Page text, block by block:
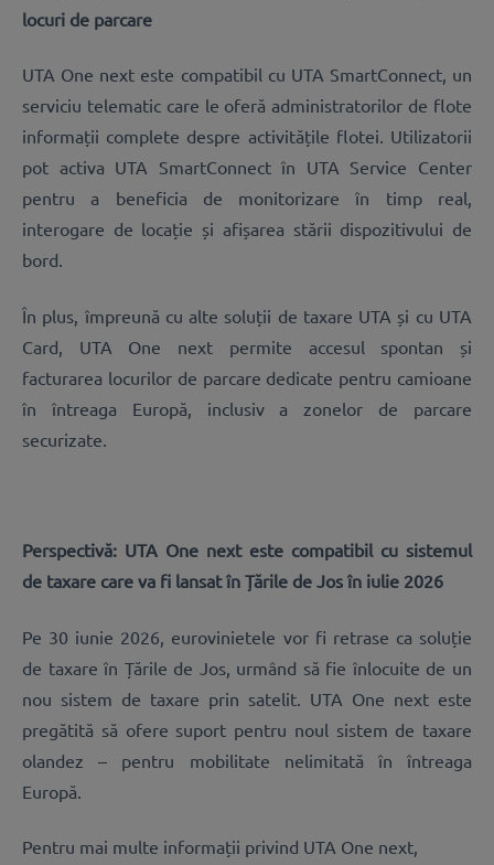
locuri de parcare
UTA One next este compatibil cu UTA SmartConnect, un
serviciu telematic care le oferă administratorilor de flote
informații complete despre activitățile flotei. Utilizatorii
pot activa UTA SmartConnect în UTA Service Center
pentru a beneficia de monitorizare în timp real,
interogare de locație și afișarea stării dispozitivului de
bord.
În plus, împreună cu alte soluții de taxare UTA și cu UTA
Card, UTA One next permite accesul spontan și
facturarea locurilor de parcare dedicate pentru camioane
în întreaga Europă, inclusiv a zonelor de parcare
securizate.
Perspectivă: UTA One next este compatibil cu sistemul
de taxare care va fi lansat în Țările de Jos în iulie 2026
Pe 30 iunie 2026, eurovinietele vor fi retrase ca soluție
de taxare în Țările de Jos, urmând să fie înlocuite de un
nou sistem de taxare prin satelit. UTA One next este
pregătită să ofere suport pentru noul sistem de taxare
olandez – pentru mobilitate nelimitată în întreaga
Europă.
Pentru mai multe informații privind UTA One next,